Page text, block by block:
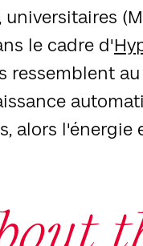
le cadre d'
ressemblent
alors l'énergie